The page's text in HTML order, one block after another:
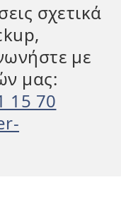
σχετικά
με
μας:
15 70